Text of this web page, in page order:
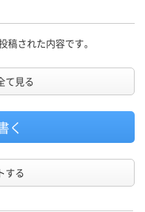
稿された内容です。
て見る
く
する